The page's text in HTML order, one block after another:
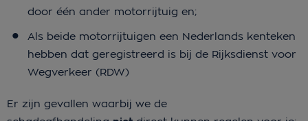
door één ander motorrijtuig en;
Als beide motorrijtuigen een Nederlands kenteken
hebben dat geregistreerd is bij de Rijksdienst voor
Wegverkeer (RDW)
Er zijn gevallen waarbij we de